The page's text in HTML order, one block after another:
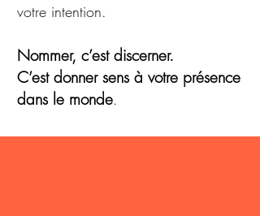
votre intention.
Nommer, c’est discerner.
C’est donner sens à votre présence
dans le monde.